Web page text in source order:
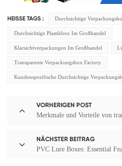
HEISSE TAGS : Durchsichtige
Durchsichtige Plastikbox Im Großhandel
Klarsichtverpackungen Im Großhandel
Transparente Verpackungsbox Factory
Kundenspezifische Durchsichtige
VORHERIGEN POST
Merkmale und Vorteile von
NÄCHSTER BEITRAG
PVC Lure Boxes: Essential